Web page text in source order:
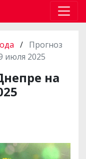
/ Прогноз
июля 2025
на